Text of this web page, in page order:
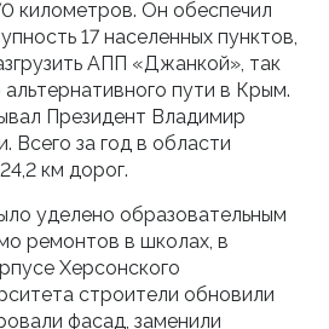
километров. Он обеспечил
17 населенных пунктов,
АПП «Джанкой», так
альтернативного пути в Крым.
Президент Владимир
Всего за год в области
км дорог.
уделено образовательным
ремонтов в школах, в
Херсонского
строители обновили
фасад, заменили